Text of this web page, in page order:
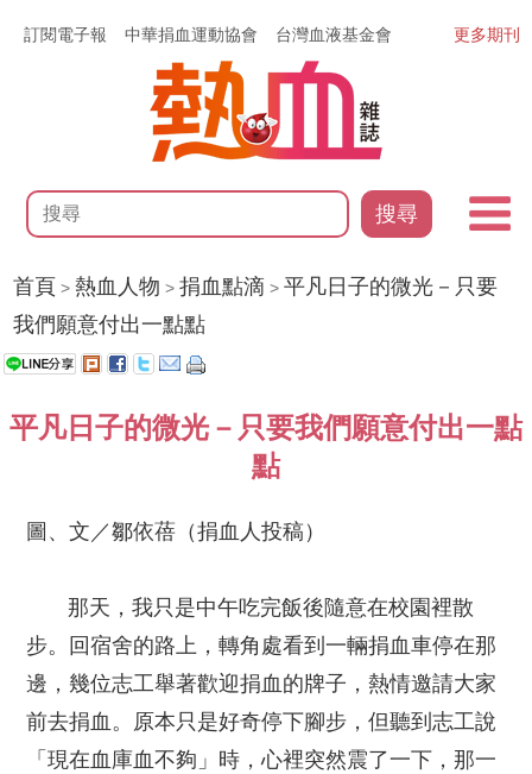
訂閱電子報 中華捐血運動協會 台灣血液基金會
搜尋
更多期刊
首頁 >熱血人物 >捐血點滴 >平凡日子的微光－只要
我們願意付出一點點
平凡日子的微光－只要我們願意付出一點
點
圖、文／鄒依蓓（捐血人投稿）
那天，我只是中午吃完飯後隨意在校園裡散
步。回宿舍的路上，轉角處看到一輛捐血車停在那
邊，幾位志工舉著歡迎捐血的牌子，熱情邀請大家
前去捐血。原本只是好奇停下腳步，但聽到志工說
「現在血庫血不夠」時，心裡突然震了一下，那一